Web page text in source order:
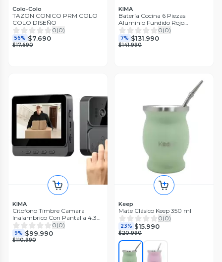
Colo-Colo
TAZON CONICO PRM COLO
COLO DISEÑO
0(0)
56% $7.690
$17.690
KIMA
Batería Cocina 6 Piezas
Aluminio Fundido Rojo
BOHLIER 2.0 0(0)
7% $131.990
$141.990
KIMA
Citofono Timbre Camara
Inalambrico Con Pantalla 4.3
Lcd
0(0)
9% $99.990
$110.990
Keep
Mate Clásico Keep 350 ml
0(0)
23% $15.990
$20.990